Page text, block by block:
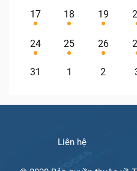
17 18 19
24 25 26
31 1 2
Liên hệ